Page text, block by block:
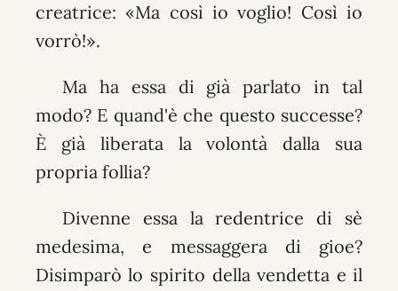
creatrice: «Ma così io voglio! Così io
vorrò!».
Ma ha essa di già parlato in tal
modo? E quand'è che questo successe?
È già liberata la volontà dalla sua
propria follia?
Divenne essa la redentrice di sè
medesima, e messaggera di gioe?
Disimparò lo spirito della vendetta e il